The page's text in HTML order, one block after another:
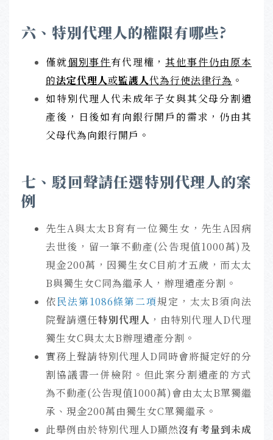
六、特別代理人的權限有哪些?
僅就個別事件有代理權，其他事件仍由原本
的法定代理人或監護人代為行使法律行為 。
如特別代理人代未成年子女與其父母分割遺
產後，日後如有向銀行開戶的需求，仍由其
父母代為向銀行開戶。
七、駁回聲請任選特別代理人的案
例
先生A與太太B育有一位獨生女，先生A因病
去世後，留一筆不動產(公告現值1000萬)及
現金200萬， 因獨生女C目前才五歲，而太太
B與獨生女C同為繼承人，辦理遺產分割。
依民法第1086條第二項規定，太太B須向法
院聲請選任特別代理人 ，由特別代理人D代理
獨生女C與太太B辦理遺產分割。
實務上聲請特別代理人D同時會將擬定好的分
割協議書一併檢附。但此案分割遺產的方式
為不動產(公告現值1000萬)會由太太B單獨繼
承、現金200萬由獨生女C單獨繼承。
此舉例由於特別代理人D顯然沒有考量到未成